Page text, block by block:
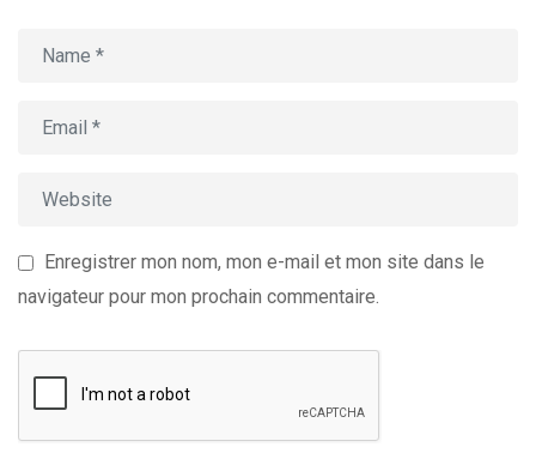
Enregistrer mon nom, mon e-mail et mon site dans le
navigateur pour mon prochain commentaire.